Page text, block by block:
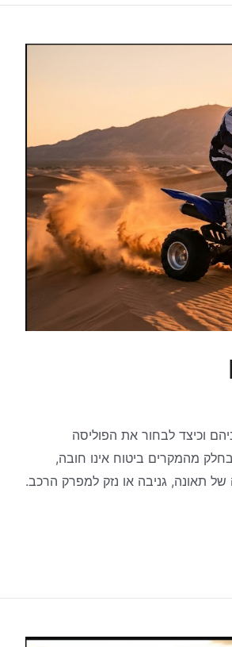
וכיצד לבחור את הפוליסה
מהמקרים ביטוח אינו חובה,
של תאונה, גניבה או נזק למפרק הרכב.